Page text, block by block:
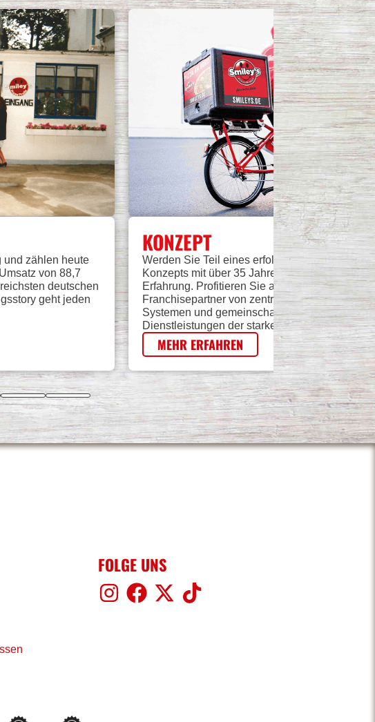
und zählen heute
von 88,7
deutschen
geht jeden
KONZEPT
Werden Sie Teil eines erfolgreichen Franchise-
Konzepts mit über 35 Jahren Pizza-Delivery-
Erfahrung. Profitieren Sie als Smiley's-
Franchisepartner von zentral bereitgestellten
Systemen und gemeinschaftlich genutzten
Dienstleistungen der starken Marke.
MEHR ERFAHREN
FOLGE UNS